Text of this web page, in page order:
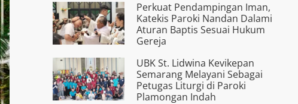
Perkuat Pendampingan Iman,
Katekis Paroki Nandan Dalami
Aturan Baptis Sesuai Hukum
Gereja
UBK St. Lidwina Kevikepan
Semarang Melayani Sebagai
Petugas Liturgi di Paroki
Plamongan Indah